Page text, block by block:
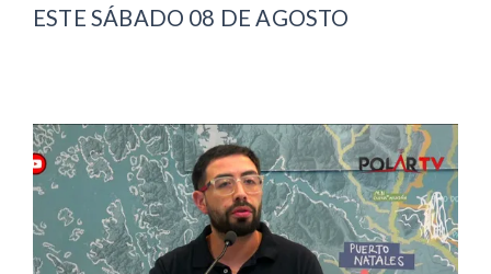
ESTE SÁBADO 08 DE AGOSTO